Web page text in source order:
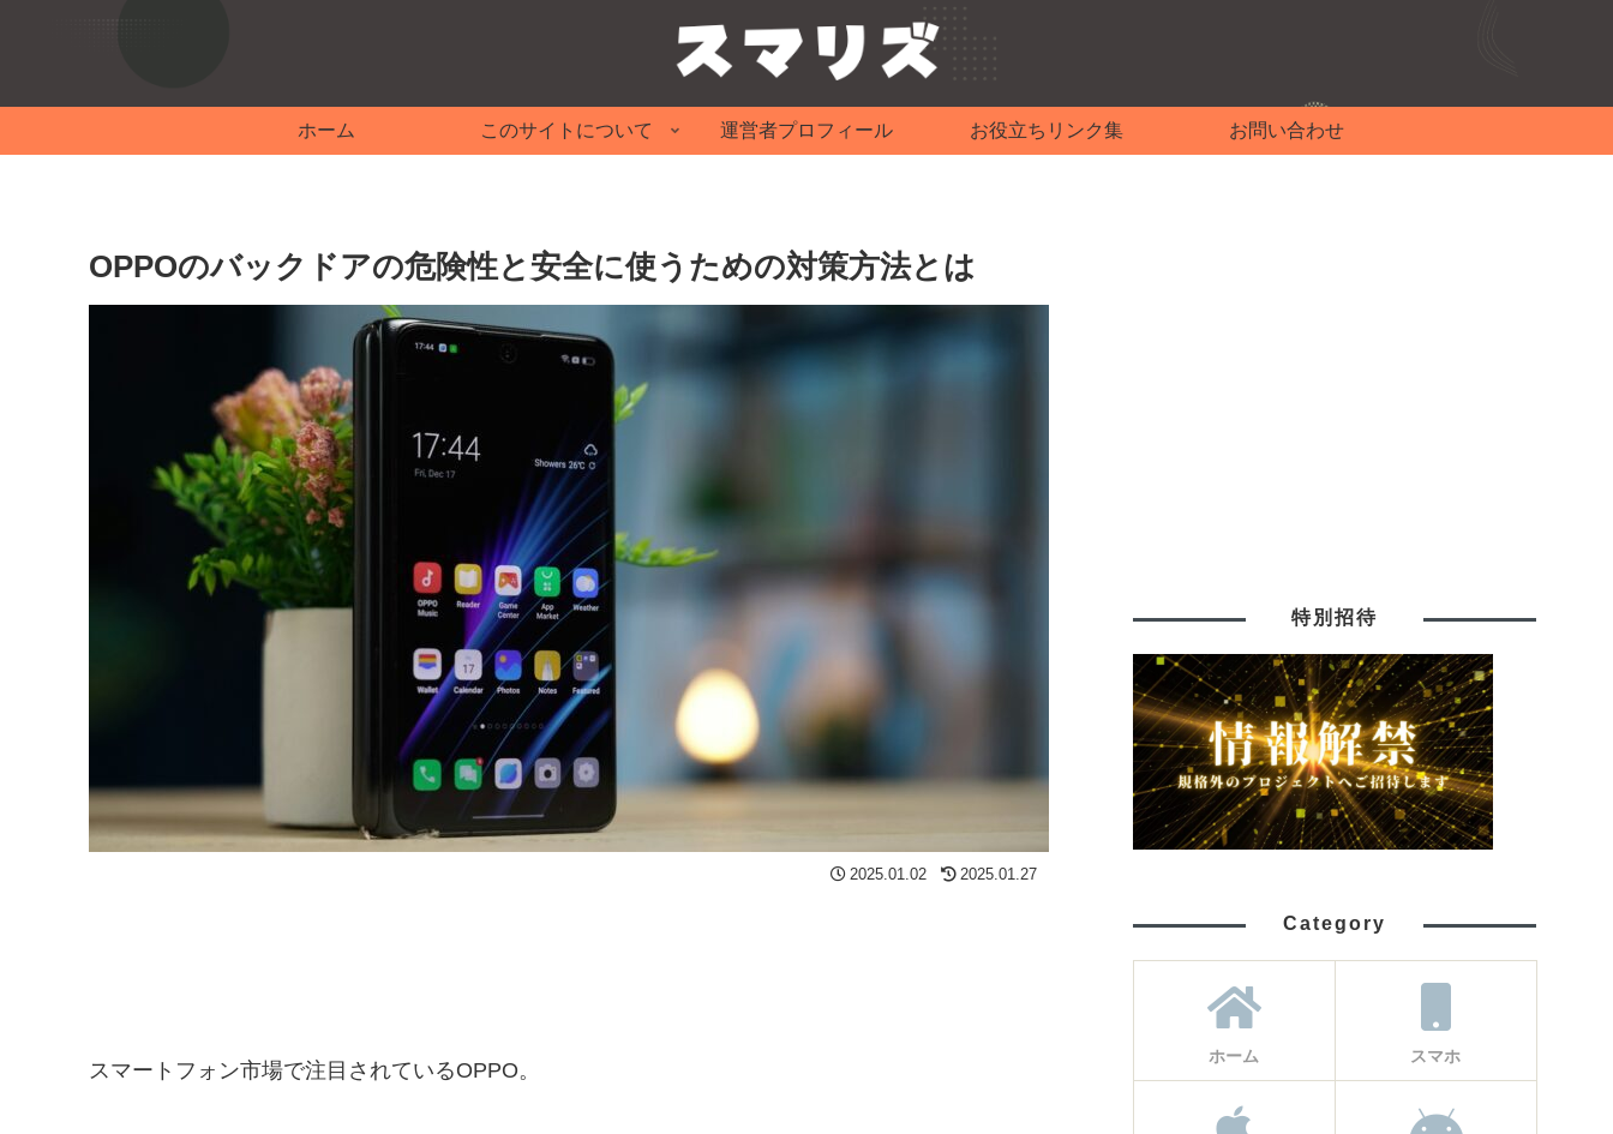
ホーム このサイトについて 運営者プロフィール お役立ちリンク集 お問い合わせ
OPPOのバックドアの危険性と安全に使うための対策方法とは
2025.01.02 2025.01.27
スマートフォン市場で注目されているOPPO。
特別招待
Category
ホーム スマホ